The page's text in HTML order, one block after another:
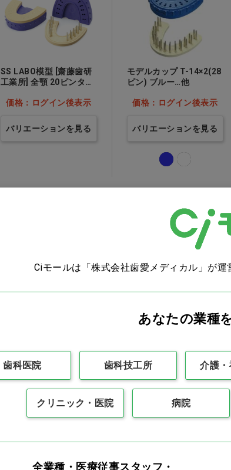
SS LABO模型 [齋藤歯研
工業所] 全顎 20ピンタイ
価格：ログイン後表示
バリエーションを見る
モデルカップ T-14×2(28
ピン) ブルー…他
価格：ログイン後表示
バリエーションを見る
バリエーションを見る
チャネルトレー用マグネ
買い物カゴ
Ciモールは「株式会社歯愛メディカル」が運
あなたの業種
歯科医院 歯科技工所 介護
クリニック・医院 病院
全業種・医療従事スタッフ・